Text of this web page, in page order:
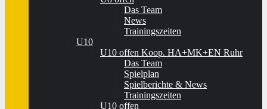
Das Team
News
Trainingszeiten
U10
U10 offen Koop. HA+MK+EN Ruhr
Das Team
Spielplan
Spielberichte & News
Trainingszeiten
U10 offen